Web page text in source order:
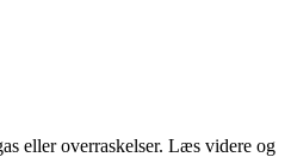
eller overraskelser. Læs videre og